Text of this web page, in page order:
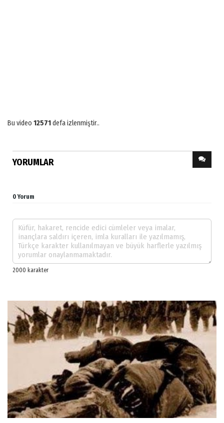
Bu video 12571defa izlenmiştir..
YORUMLAR
0 Yorum